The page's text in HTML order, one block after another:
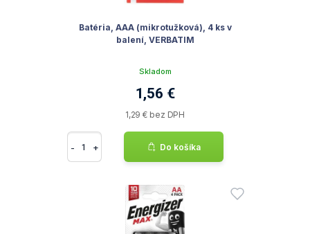
Batéria, AAA (mikrotužková), 4 ks v
balení, VERBATIM
Skladom
1,56 €
1,29 € bez DPH
- + Do košíka